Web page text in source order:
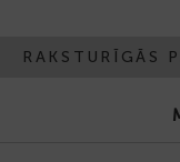
RAKSTURĪGĀS